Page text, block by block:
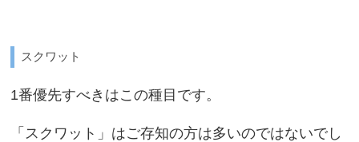
スクワット
1番優先すべきはこの種目です。
「スクワット」はご存知の方は多いのではないでし